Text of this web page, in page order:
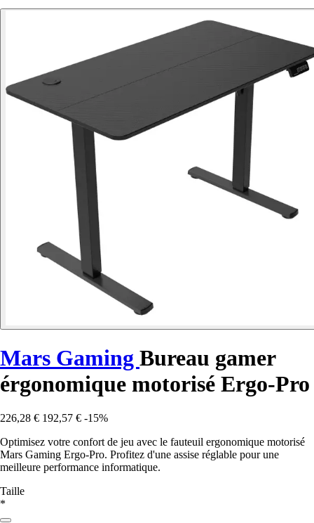
Mars Gaming Bureau gamer
érgonomique motorisé Ergo-Pro
226,28 € 192,57 € -15%
Optimisez votre confort de jeu avec le fauteuil ergonomique motorisé
Mars Gaming Ergo-Pro. Profitez d'une assise réglable pour une
meilleure performance informatique.
Taille
*